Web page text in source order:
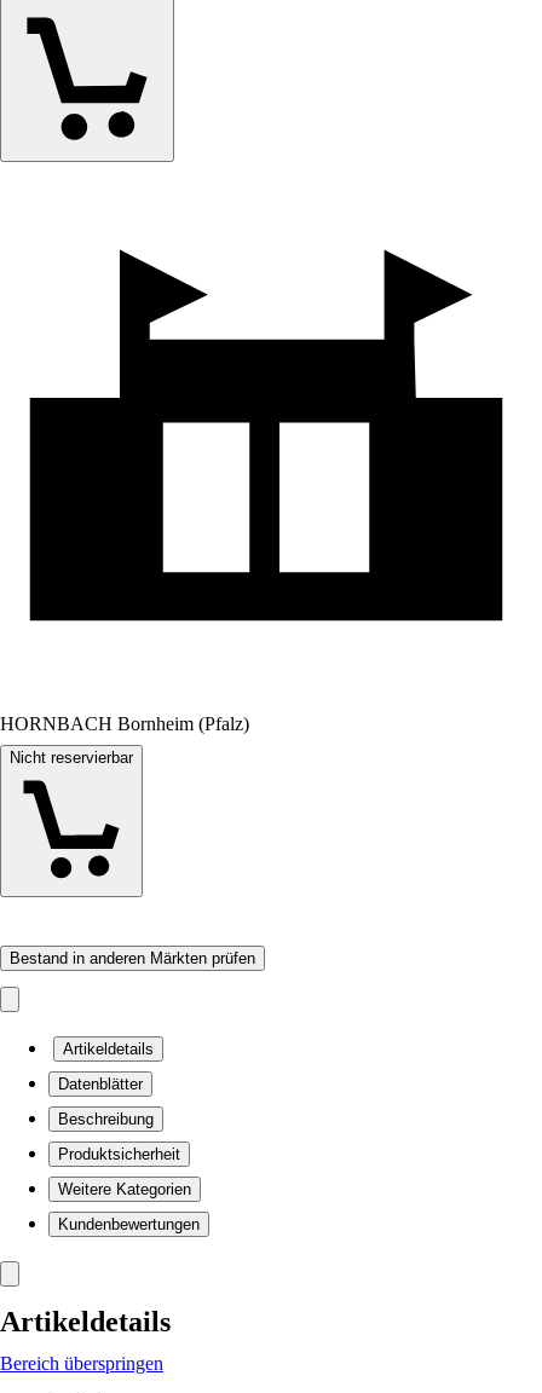
HORNBACH Bornheim (Pfalz)
Nicht reservierbar
Bestand in anderen Märkten prüfen
Artikeldetails
Datenblätter
Beschreibung
Produktsicherheit
Weitere Kategorien
Kundenbewertungen
Artikeldetails
Bereich überspringen